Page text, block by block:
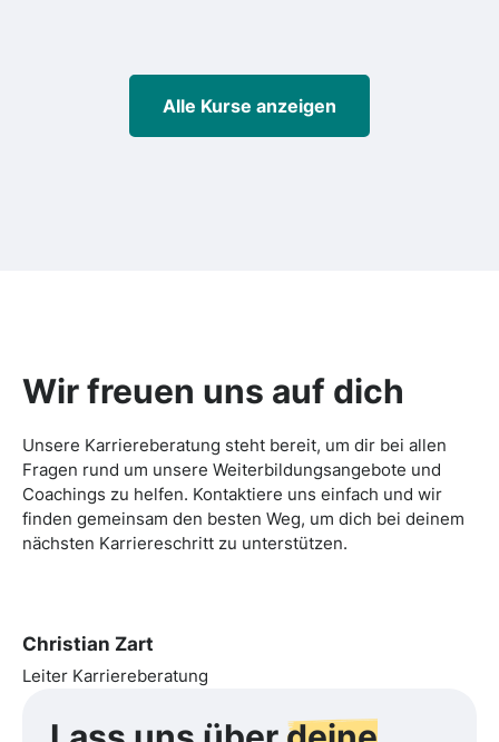
Alle Kurse anzeigen
Wir freuen uns auf dich
Unsere Karriereberatung steht bereit, um dir bei allen
Fragen rund um unsere Weiterbildungsangebote und
Coachings zu helfen. Kontaktiere uns einfach und wir
finden gemeinsam den besten Weg, um dich bei deinem
nächsten Karriereschritt zu unterstützen.
Christian Zart
Leiter Karriereberatung